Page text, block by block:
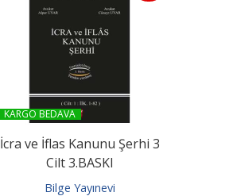
Sorularla Sorularla Kentsel
Dönüşüm Hukuku 1 Temmuz
2026 Tarihli Planlı...
Seçkin Yayıncılık
990,00
KARGO BEDAVA
İcra ve İflas Kanunu Şerhi 3
Cilt 3.BASKI
Bilge Yayınevi